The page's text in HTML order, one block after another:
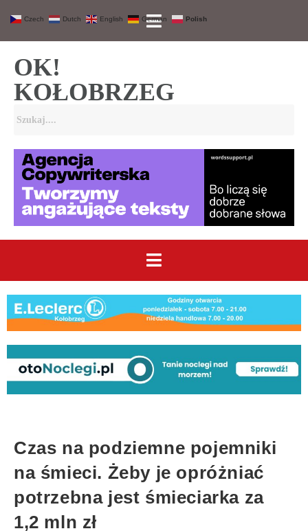
OK!
KOŁOBRZEG
Czas na podziemne pojemniki
na śmieci. Żeby je opróżniać
potrzebna jest śmieciarka za
1,2 mln zł
Czech Dutch English German Polish